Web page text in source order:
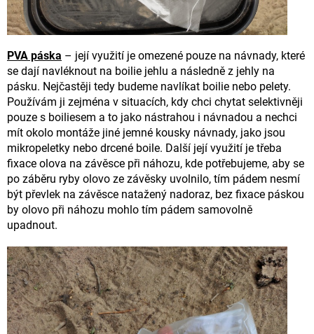
PVA páska – její využití je omezené pouze na návnady, které
se dají navléknout na boilie jehlu a následně z jehly na
pásku. Nejčastěji tedy budeme navlíkat boilie nebo pelety.
Používám ji zejména v situacích, kdy chci chytat selektivněji
pouze s boiliesem a to jako nástrahou i návnadou a nechci
mít okolo montáže jiné jemné kousky návnady, jako jsou
mikropeletky nebo drcené boile. Další její využití je třeba
fixace olova na závěsce při náhozu, kde potřebujeme, aby se
po záběru ryby olovo ze závěsky uvolnilo, tím pádem nesmí
být převlek na závěsce natažený nadoraz, bez fixace páskou
by olovo při náhozu mohlo tím pádem samovolně
upadnout.